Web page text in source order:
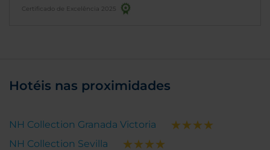
Certificado de Excelência 2025
Hotéis nas proximidades
NH Collection Granada Victoria
NH Collection Sevilla